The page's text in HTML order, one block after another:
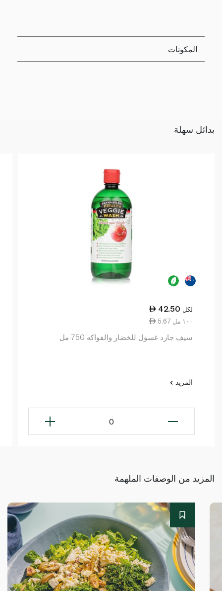
المكونات
بدائل سهلة
42.50 لكل
5.67 ١٠٠ مل
سيف جارد غسول للخضار والفواكه 750 مل
المزيد
0
المزيد من الوصفات الملهمة